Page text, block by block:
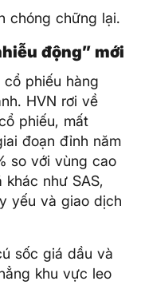
chóng chững lại.
động” mới
phiếu hàng
HVN rơi về
phiếu, mất
đoạn đỉnh năm
so với vùng cao
khác như SAS,
yếu và giao dịch
sốc giá dầu và
khu vực leo